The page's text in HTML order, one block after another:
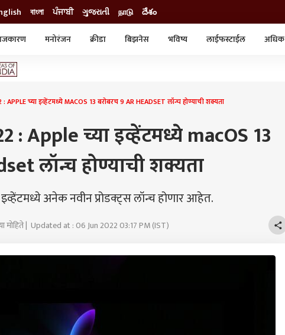
বাংলা ਪੰਜਾਬੀ ગુજરાતી நாடு దేశం
मनोरंजन क्रीडा बिझनेस भविष्य लाईफस्टाईल
अधिक
APPLE च्या इव्हेंटमध्ये MACOS 13 बरोबरच 9 AR HEADSET लॉन्च होण्याची शक्यता
: Apple च्या इव्हेंटमध्ये macOS 13
लॉन्च होण्याची शक्यता
अनेक नवीन प्रोडक्ट्स लॉन्च होणार आहेत.
मोहिते | Updated at : 06 Jun 2022 03:17 PM (IST)